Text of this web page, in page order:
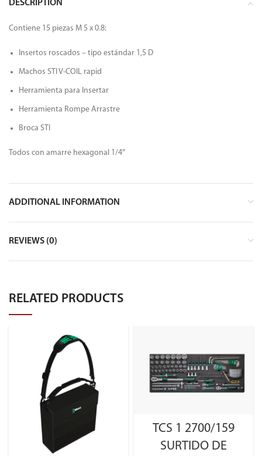
DESCRIPTION
Contiene 15 piezas M 5 x 0.8:
Insertos roscados – tipo estándar 1,5 D
Machos STI V-COIL rapid
Herramienta para Insertar
Herramienta Rompe Arrastre
Broca STI
Todos con amarre hexagonal 1/4″
ADDITIONAL INFORMATION
REVIEWS (0)
RELATED PRODUCTS
TCS 1 2700/159
SURTIDO DE